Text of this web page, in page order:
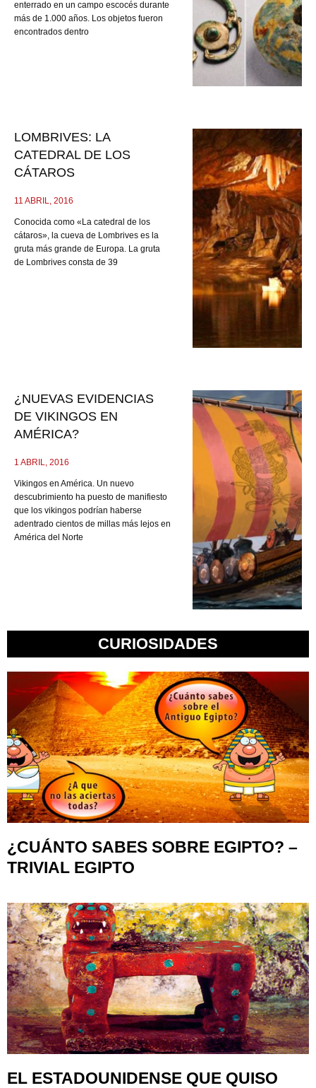
enterrado en un campo escocés durante
más de 1.000 años. Los objetos fueron
encontrados dentro
LOMBRIVES: LA
CATEDRAL DE LOS
CÁTAROS
11 ABRIL, 2016
Conocida como «La catedral de los
cátaros», la cueva de Lombrives es la
gruta más grande de Europa. La gruta
de Lombrives consta de 39
¿NUEVAS EVIDENCIAS
DE VIKINGOS EN
AMÉRICA?
1 ABRIL, 2016
Vikingos en América. Un nuevo
descubrimiento ha puesto de manifiesto
que los vikingos podrían haberse
adentrado cientos de millas más lejos en
América del Norte
CURIOSIDADES
¿CUÁNTO SABES SOBRE EGIPTO? –
TRIVIAL EGIPTO
EL ESTADOUNIDENSE QUE QUISO